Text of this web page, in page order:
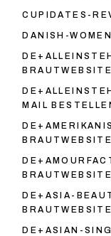
CUPIDATES-
DANISH-
MAIL
DE+ASIA-
DE+ASIAN-